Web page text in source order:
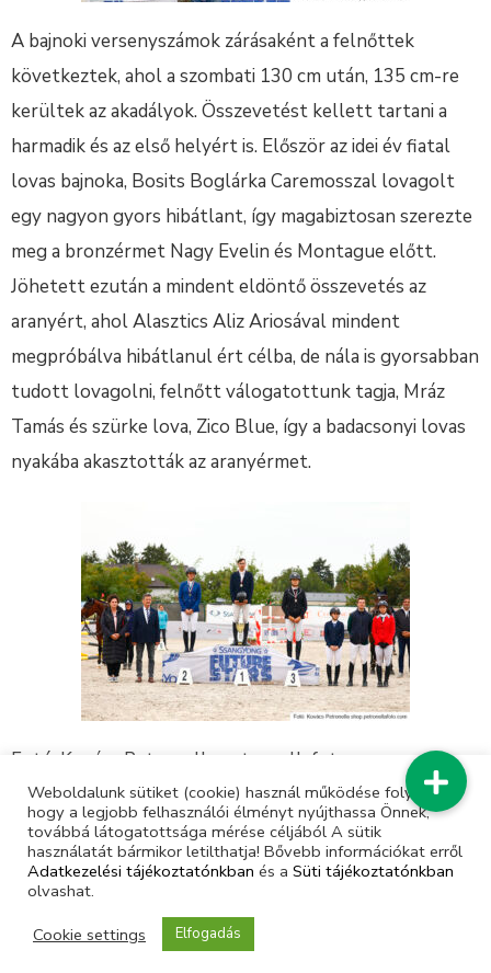
A bajnoki versenyszámok zárásaként a felnőttek
következtek, ahol a szombati 130 cm után, 135 cm-re
kerültek az akadályok. Összevetést kellett tartani a
harmadik és az első helyért is. Először az idei év fiatal
lovas bajnoka, Bosits Boglárka Caremosszal lovagolt
egy nagyon gyors hibátlant, így magabiztosan szerezte
meg a bronzérmet Nagy Evelin és Montague előtt.
Jöhetett ezután a mindent eldöntő összevetés az
aranyért, ahol Alasztics Aliz Ariosával mindent
megpróbálva hibátlanul ért célba, de nála is gyorsabban
tudott lovagolni, felnőtt válogatottunk tagja, Mráz
Tamás és szürke lova, Zico Blue, így a badacsonyi lovas
nyakába akasztották az aranyérmet.
Fotó: Kovács Petronella petronellafoto.com
© Magyar Lovas Szövetség | Minden jog fenntartva |
Weboldalunk sütiket (cookie) használ működése folyamán,
hogy a legjobb felhasználói élményt nyújthassa Önnek,
továbbá látogatottsága mérése céljából A sütik
használatát bármikor letilthatja! Bővebb információkat erről
Adatkezelési tájékoztatónkban és a Süti tájékoztatónkban
olvashat.
Cookie settings
Elfogadás